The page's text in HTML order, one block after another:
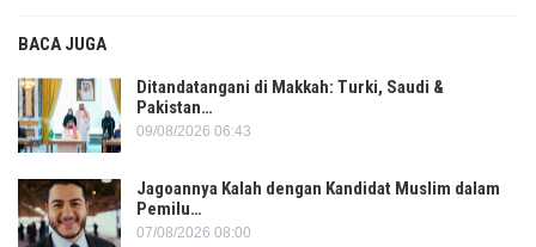
BACA JUGA
Ditandatangani di Makkah: Turki, Saudi &
Pakistan…
09/08/2026 06:43
Jagoannya Kalah dengan Kandidat Muslim dalam
Pemilu…
07/08/2026 08:00